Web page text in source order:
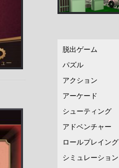
脱出ゲーム
パズル
アクション
アーケード
シューティング
アドベンチャー
ロールプレイング
シミュレーション